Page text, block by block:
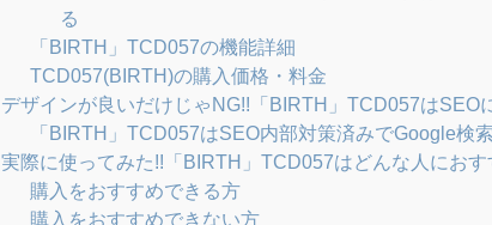
る
「BIRTH」TCD057の機能詳細
TCD057(BIRTH)の購入価格・料金
デザインが良いだけじゃNG!!「BIRTH」TCD057はSEO
「BIRTH」TCD057はSEO内部対策済みでGoogle検
実際に使ってみた!!「BIRTH」TCD057はどんな人におす
購入をおすすめできる方
購入をおすすめできない方